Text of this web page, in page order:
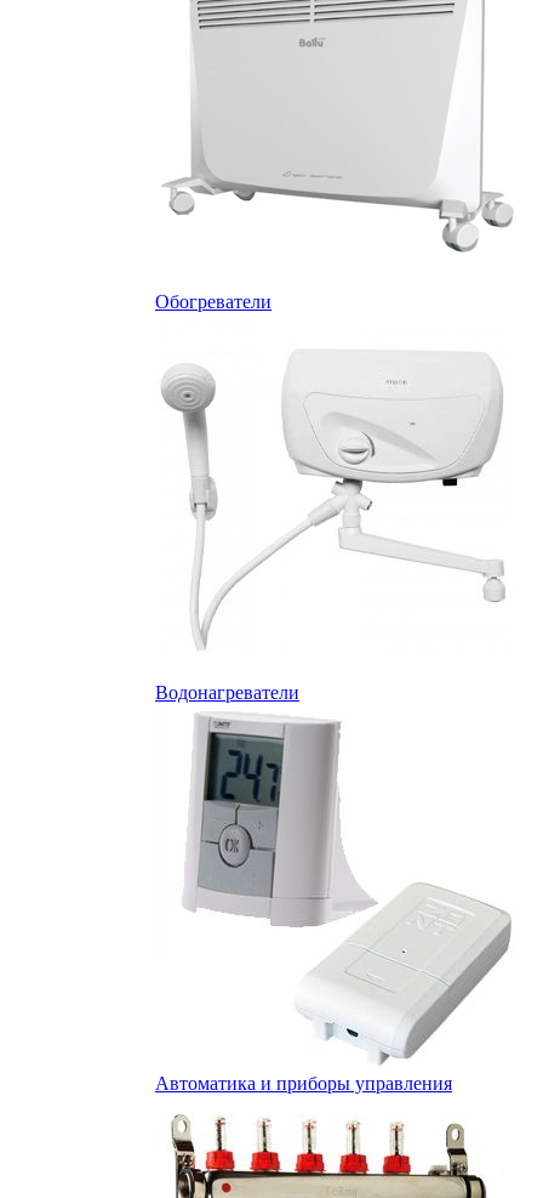
Обогреватели
Водонагреватели
Автоматика и приборы управления